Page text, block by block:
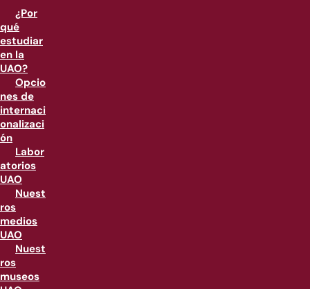
¿Por
qué
estudiar
en la
UAO?
Opcio
nes de
internaci
onalizaci
ón
Labor
atorios
UAO
Nuest
ros
medios
UAO
Nuest
ros
museos